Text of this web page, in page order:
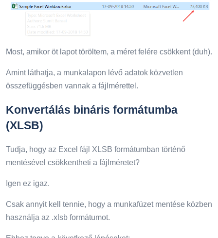
Most, amikor öt lapot töröltem, a méret felére csökkent (duh).
Amint láthatja, a munkalapon lévő adatok közvetlen
összefüggésben vannak a fájlmérettel.
Konvertálás bináris formátumba
(XLSB)
Tudja, hogy az Excel fájl XLSB formátumban történő
mentésével csökkentheti a fájlméretet?
Igen ez igaz.
Csak annyit kell tennie, hogy a munkafüzet mentése közben
használja az .xlsb formátumot.